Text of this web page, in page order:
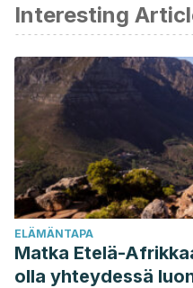
Verdier-Sévrain, S., &
review on its molecular
Dermatology. https://
2165.2007.00300.x
Rawlings, A. V, &
skin barrier function.
Draelos, Z. D. (2010).
Procedures. In Cosmetic
Procedures. https://
Interesting
ELÄMÄNTAPA
Matka Etelä-
olla yhteydessä